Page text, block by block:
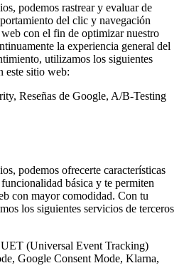
podemos rastrear y evaluar de
del clic y navegación
con el fin de optimizar nuestro
la experiencia general del
utilizamos los siguientes
este sitio web:
Reseñas de Google, A/B-Testing
podemos ofrecerte características
básica y te permiten
con mayor comodidad. Con tu
los siguientes servicios de terceros
(Universal Event Tracking)
Google Consent Mode, Klarna,